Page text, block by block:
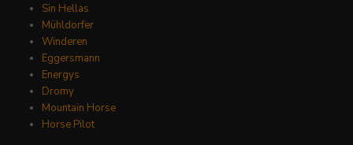
Sin Hellas
Mühldorfer
Winderen
Eggersmann
Energys
Dromy
Mountain Horse
Horse Pilot